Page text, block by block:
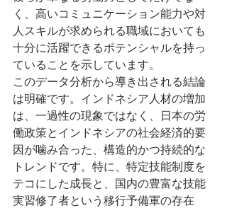
く、高いコミュニケーション能力や対
人スキルが求められる職域においても
十分に活躍できるポテンシャルを持っ
ていることを示しています。
このデータ分析から導き出される結論
は明確です。インドネシア人材の増加
は、一過性の現象ではなく、日本の労
働政策とインドネシアの社会経済的要
因が噛み合った、構造的かつ持続的な
トレンドです。特に、特定技能制度を
テコにした成長と、国内の豊富な技能
実習修了者という移行予備軍の存在